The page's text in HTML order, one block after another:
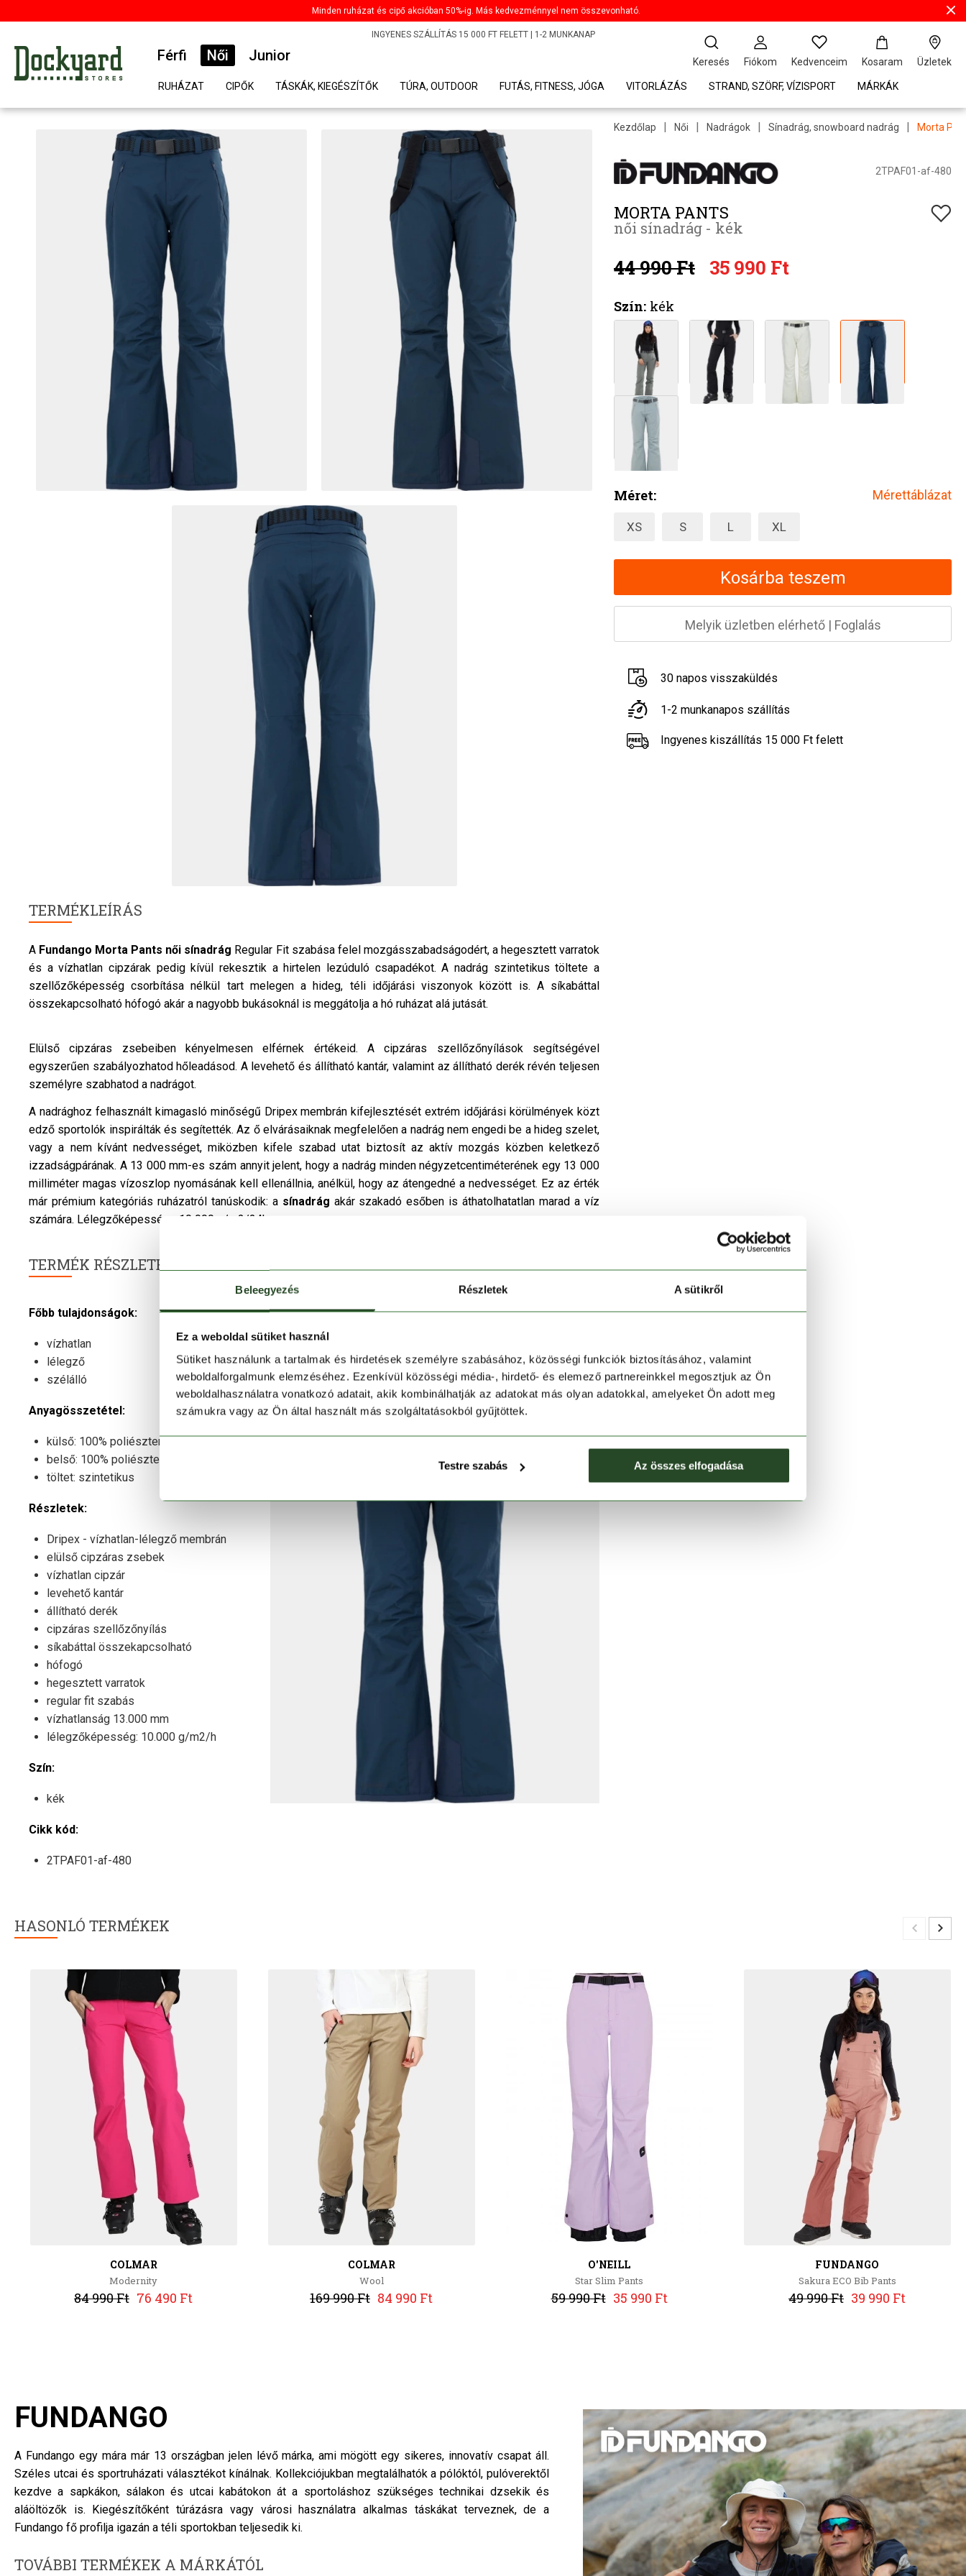
Beleegyezés Részletek A sütikről
Ez a weboldal sütiket használ
Sütiket használunk a tartalmak és hirdetések személyre szabásához, közösségi funkciók biztosításához, valamint
weboldalforgalmunk elemzéséhez. Ezenkívül közösségi média-, hirdető- és elemező partnereinkkel megosztjuk az Ön
weboldalhasználatra vonatkozó adatait, akik kombinálhatják az adatokat más olyan adatokkal, amelyeket Ön adott meg
számukra vagy az Ön által használt más szolgáltatásokból gyűjtöttek.
Testre szabás Az összes elfogadása
Minden ruházat és cipő akcióban 50%-ig. Más kedvezménnyel nem összevonható.
INGYENES SZÁLLÍTÁS 15 000 FT FELETT | 1-2 MUNKANAP
Férfi Női Junior
RUHÁZAT CIPŐK TÁSKÁK, KIEGÉSZÍTŐK TÚRA, OUTDOOR FUTÁS, FITNESS, JÓGA VITORLÁZÁS STRAND, SZÖRF, VÍZISPORT MÁRKÁK
Keresés Fiókom Kedvenceim Kosaram Üzletek
TERMÉKLEÍRÁS
A Fundango Morta Pants női sínadrág Regular Fit szabása felel mozgásszabadságodért, a hegesztett varratok
és a vízhatlan cipzárak pedig kívül rekesztik a hirtelen lezúduló csapadékot. A nadrág szintetikus töltete a
szellőzőképesség csorbítása nélkül tart melegen a hideg, téli időjárási viszonyok között is. A síkabáttal
összekapcsolható hófogó akár a nagyobb bukásoknál is meggátolja a hó ruházat alá jutását.
Elülső cipzáras zsebeiben kényelmesen elférnek értékeid. A cipzáras szellőzőnyílások segítségével
egyszerűen szabályozhatod hőleadásod. A levehető és állítható kantár, valamint az állítható derék révén teljesen
személyre szabhatod a nadrágot.
A nadrághoz felhasznált kimagasló minőségű Dripex membrán kifejlesztését extrém időjárási körülmények közt
edző sportolók inspirálták és segítették. Az ő elvárásaiknak megfelelően a nadrág nem engedi be a hideg szelet,
vagy a nem kívánt nedvességet, miközben kifele szabad utat biztosít az aktív mozgás közben keletkező
izzadságpárának. A 13 000 mm-es szám annyit jelent, hogy a nadrág minden négyzetcentiméterének egy 13 000
milliméter magas vízoszlop nyomásának kell ellenállnia, anélkül, hogy az átengedné a nedvességet. Ez az érték
már prémium kategóriás ruházatról tanúskodik: a sínadrág akár szakadó esőben is áthatolhatatlan marad a víz
számára. Lélegzőképessége 10 000 g/m2/24h.
TERMÉK RÉSZLETEK
Főbb tulajdonságok:
vízhatlan
lélegző
szélálló
Anyagösszetétel:
külső: 100% poliészter
belső: 100% poliészter
töltet: szintetikus
Részletek:
Dripex - vízhatlan-lélegző membrán
elülső cipzáras zsebek
vízhatlan cipzár
levehető kantár
állítható derék
cipzáras szellőzőnyílás
síkabáttal összekapcsolható
hófogó
hegesztett varratok
regular fit szabás
vízhatlanság 13.000 mm
lélegzőképesség: 10.000 g/m2/h
Szín:
kék
Cikk kód:
2TPAF01-af-480
Kezdőlap | Női | Nadrágok | Sínadrág, snowboard nadrág | Morta
2TPAF01-af-480
MORTA PANTS
női sínadrág - kék
44 990 Ft 35 990 Ft
Szín: kék
Méret: Mérettáblázat
XS S L XL
Kosárba teszem
Melyik üzletben elérhető| Foglalás
30 napos visszaküldés
1-2 munkanapos szállítás
Ingyenes kiszállítás 15 000 Ft felett
HASONLÓ TERMÉKEK
COLMAR
Modernity
84 990 Ft 76 490 Ft
COLMAR
Wool
169 990 Ft 84 990 Ft
O'NEILL
Star Slim Pants
59 990 Ft 35 990 Ft
FUNDANGO
Sakura ECO Bib Pants
49 990 Ft 39 990 Ft
FUNDANGO
A Fundango egy mára már 13 országban jelen lévő márka, ami mögött egy sikeres, innovatív csapat áll.
Széles utcai és sportruházati választékot kínálnak. Kollekciójukban megtalálhatók a pólóktól, pulóverektől
kezdve a sapkákon, sálakon és utcai kabátokon át a sportoláshoz szükséges technikai dzsekik és
aláöltözők is. Kiegészítőként túrázásra vagy városi használatra alkalmas táskákat terveznek, de a
Fundango fő profilja igazán a téli sportokban teljesedik ki.
TOVÁBBI TERMÉKEK A MÁRKÁTÓL